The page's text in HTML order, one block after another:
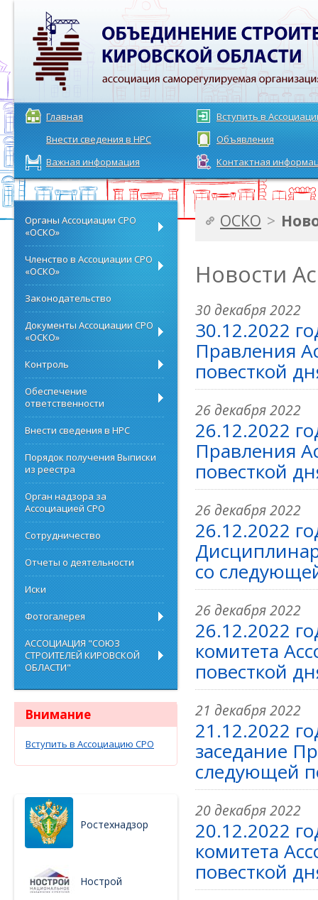
Главная
Вступить в
Внести сведения в НРС
Объявления
Важная информация
Контактная
ОСКО >
Новости
30 декабря 2022
30.12.2022
Правления
повесткой
26 декабря 2022
26.12.2022
Правления
повесткой
26 декабря 2022
26.12.2022
со
26 декабря 2022
26.12.2022
комитета
повесткой
21 декабря 2022
21.12.2022
заседание
следующей
20 декабря 2022
20.12.2022
комитета
повесткой
Органы Ассоциации СРО
«ОСКО»
Членство в Ассоциации СРО
«ОСКО»
Законодательство
Документы Ассоциации СРО
«ОСКО»
Контроль
Обеспечение
ответственности
Внести сведения в НРС
Порядок получения Выписки
из реестра
Орган надзора за
Ассоциацией СРО
Сотрудничество
Отчеты о деятельности
Иски
Фотогалерея
АССОЦИАЦИЯ "СОЮЗ
СТРОИТЕЛЕЙ КИРОВСКОЙ
ОБЛАСТИ"
Внимание
Вступить в Ассоциацию СРО
Ростехнадзор
Нострой